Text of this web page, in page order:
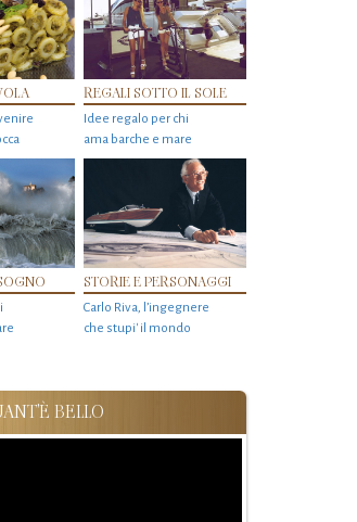
REGALI SOTTO IL SOLE
Idee regalo per chi
ama barche e mare
STORIE E PERSONAGGI
Carlo Riva, l’ingegnere
che stupi' il mondo
BELLO